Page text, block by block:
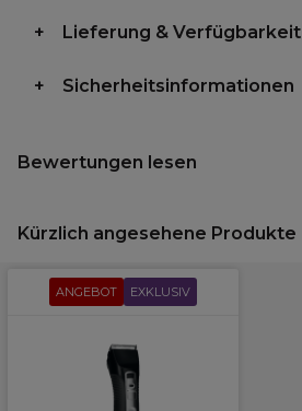
Lieferung & Verfügbarkeit
Sicherheitsinformationen
Bewertungen lesen
Kürzlich angesehene Produkte
ANGEBOT EXKLUSIV